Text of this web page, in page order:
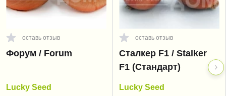
оставь отзыв
Форум / Forum
Lucky Seed
оставь отзыв
Сталкер F1 / Stalker
F1 (Стандарт)
Lucky Seed